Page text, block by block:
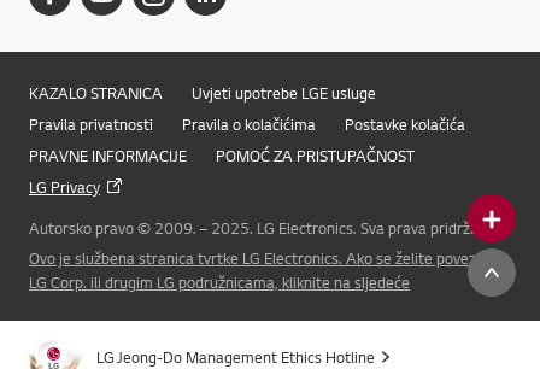
Online Chat
KAZALO STRANICA
Uvjeti upotrebe LGE usluge
Pravila privatnosti
Pravila o kolačićima
Postavke kolačića
PRAVNE INFORMACIJE
POMOĆ ZA PRISTUPAČNOST
LG Privacy
Autorsko pravo © 2009. – 2025. LG Electronics. Sva prava pridržana
Ovo je službena stranica tvrtke LG Electronics. Ako se želite povezati s
LG Corp. ili drugim LG podružnicama, kliknite na sljedeće
LG Jeong-Do Management Ethics Hotline